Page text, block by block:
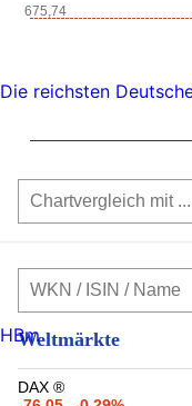
675,74
Weltmärkte
DAX ®
Die reichsten
HBm